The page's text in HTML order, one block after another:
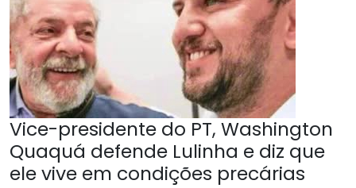
Vice-presidente do PT, Washington
Quaquá defende Lulinha e diz que
ele vive em condições precárias